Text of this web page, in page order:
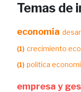
Temas de
economia
(1) crecimiento
(1) politica
empresa y